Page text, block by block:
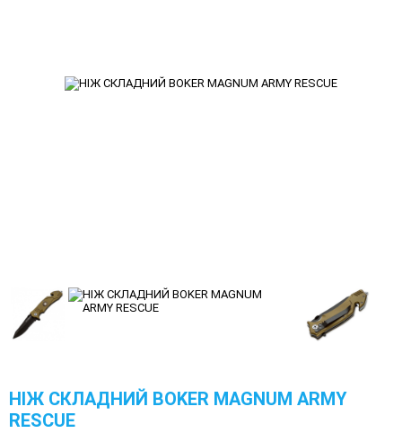
НІЖ СКЛАДНИЙ BOKER MAGNUM ARMY
RESCUE